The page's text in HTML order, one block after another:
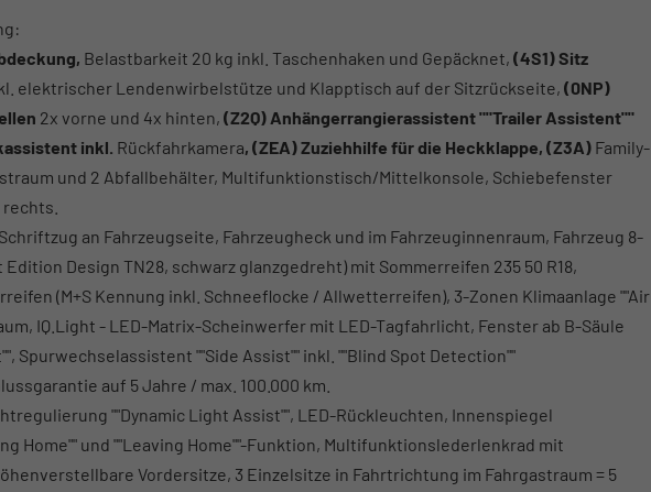
Belastbarkeit 20 kg inkl. Taschenhaken und Gepäcknet, (4S1) Sitz
elektrischer Lendenwirbelstütze und Klapptisch auf der Sitzrückseite, (0NP)
2x vorne und 4x hinten, (Z2Q) Anhängerrangierassistent ""Trailer Assistent""
inkl. Rückfahrkamera, (ZEA) Zuziehhilfe für die Heckklappe, (Z3A) Family-
und 2 Abfallbehälter, Multifunktionstisch/Mittelkonsole, Schiebefenster
an Fahrzeugseite, Fahrzeugheck und im Fahrzeuginnenraum, Fahrzeug 8-
Design TN28, schwarz glanzgedreht) mit Sommerreifen 235 50 R18,
(M+S Kennung inkl. Schneeflocke / Allwetterreifen), 3-Zonen Klimaanlage ""Air
IQ.Light - LED-Matrix-Scheinwerfer mit LED-Tagfahrlicht, Fenster ab B-Säule
Spurwechselassistent ""Side Assist"" inkl. ""Blind Spot Detection""
auf 5 Jahre / max. 100.000 km.
""Dynamic Light Assist"", LED-Rückleuchten, Innenspiegel
Home"" und ""Leaving Home""-Funktion, Multifunktionslederlenkrad mit
Vordersitze, 3 Einzelsitze in Fahrtrichtung im Fahrgastraum = 5